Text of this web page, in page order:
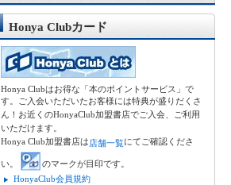
Honya Clubカード
Honya Clubはお得な「本のポイントサービス」で
す。ご入会いただいたお客様には特典が盛りだくさ
ん！お近くのHonyaClub加盟書店でご入会、ご利用
いただけます。
Honya Club加盟書店は店舗一覧にてご確認くださ
い。
のマークが目印です。
HonyaClub会員規約